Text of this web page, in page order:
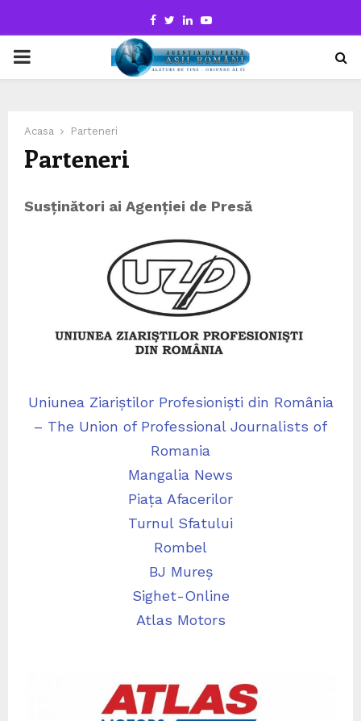
Facebook
TwitterLinkedinYoutube
PRIMARY
Acasa Parteneri
Parteneri
Susținători ai Agenției de Presă
Uniunea Ziariștilor Profesioniști din România
– The Union of Professional Journalists of
Romania
Mangalia News
Piața Afacerilor
Turnul Sfatului
Rombel
BJ Mureș
Sighet-Online
Atlas Motors